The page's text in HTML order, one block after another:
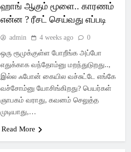
ஹாங் ஆகும் மூளை.. காரணம்
என்ன ? ரீசட் செய்வது எப்படி
admin 4 weeks ago 0
ஒரு ரூமுக்குள்ள போறீங்க அப்போ
எதுக்காக வந்தோம்னு மறந்துடுறது..,
இல்ல ஃபோன் கையில வச்சுட்டே எங்கே
வச்சோம்னு யோசிங்கிறது? பெயர்கள்
ஞாபகம் வராது, கவனம் செலுத்த
முடியாது,…
Read More